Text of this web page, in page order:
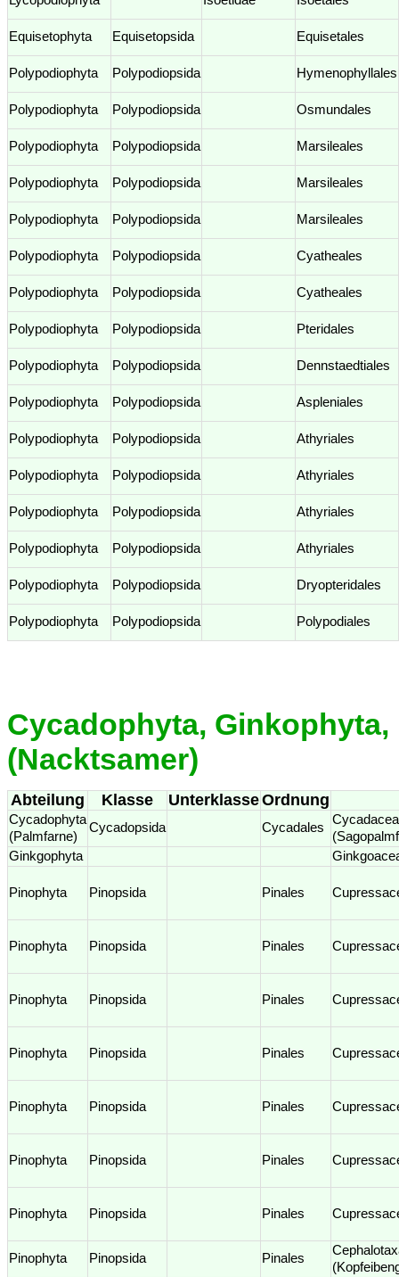
Equisetophyta Equisetopsida Equisetales
Polypodiophyta Polypodiopsida Hymenophyllales
Polypodiophyta Polypodiopsida Osmundales
Polypodiophyta Polypodiopsida Marsileales
Polypodiophyta Polypodiopsida Marsileales
Polypodiophyta Polypodiopsida Marsileales
Polypodiophyta Polypodiopsida Cyatheales
Polypodiophyta Polypodiopsida Cyatheales
Polypodiophyta Polypodiopsida Pteridales
Polypodiophyta Polypodiopsida Dennstaedtiales
Polypodiophyta Polypodiopsida Aspleniales
Polypodiophyta Polypodiopsida Athyriales
Polypodiophyta Polypodiopsida Athyriales
Polypodiophyta Polypodiopsida Athyriales
Polypodiophyta Polypodiopsida Athyriales
Polypodiophyta Polypodiopsida Dryopteridales
Polypodiophyta Polypodiopsida Polypodiales
Cycadophyta,
(Nacktsamer)
Abteilung Klasse UnterklasseOrdnung
Cycadophyta
(Palmfarne)
Cycadopsida Cycadales
Ginkgophyta
Pinophyta Pinopsida Pinales
Pinophyta Pinopsida Pinales
Pinophyta Pinopsida Pinales
Pinophyta Pinopsida Pinales
Pinophyta Pinopsida Pinales
Pinophyta Pinopsida Pinales
Pinophyta Pinopsida Pinales
Pinophyta Pinopsida Pinales